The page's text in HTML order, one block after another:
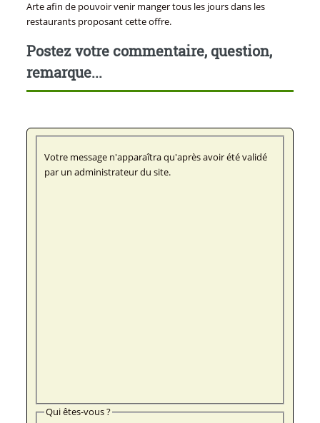
Arte afin de pouvoir venir manger tous les jours dans les
restaurants proposant cette offre.
Postez votre commentaire, question,
remarque...
Votre message n'apparaîtra qu'après avoir été validé
par un administrateur du site.
Qui êtes-vous ?